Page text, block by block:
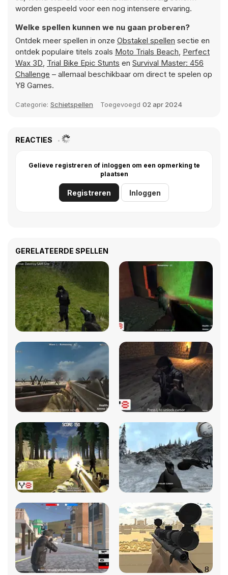
worden gespeeld voor een nog intensere ervaring.
Welke spellen kunnen we nu gaan proberen?
Ontdek meer spellen in onze Obstakel spellen sectie en
ontdek populaire titels zoals Moto Trials Beach, Perfect
Wax 3D, Trial Bike Epic Stunts en Survival Master: 456
Challenge – allemaal beschikbaar om direct te spelen op
Y8 Games.
Categorie: Schietspellen Toegevoegd 02 apr 2024
REACTIES
Gelieve registreren of inloggen om een opmerking te
plaatsen
Registreren Inloggen
GERELATEERDE SPELLEN